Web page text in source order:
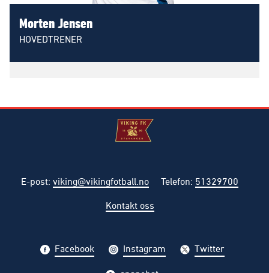
Morten Jensen
HOVEDTRENER
E-post: viking@vikingfotball.no Telefon: 51329700
Kontakt oss
Facebook Instagram Twitter